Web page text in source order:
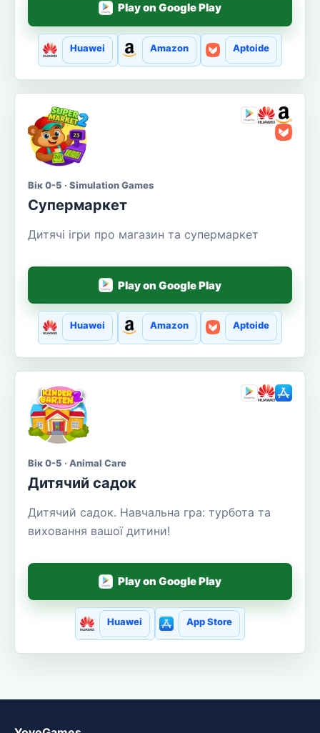
Play on Google Play
Huawei Amazon Aptoide
Вік 0-5 · Simulation Games
Супермаркет
Дитячі ігри про магазин та супермаркет
Play on Google Play
Huawei Amazon Aptoide
Вік 0-5 · Animal Care
Дитячий садок
Дитячий садок. Навчальна гра: турбота та
виховання вашої дитини!
Play on Google Play
Huawei App Store